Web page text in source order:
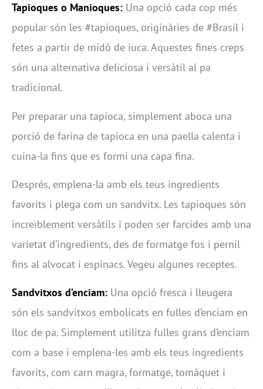
Tapioques o Manioques: Una opció cada cop més
popular són les #tapioques, originàries de #Brasil i
fetes a partir de midó de iuca. Aquestes fines creps
són una alternativa deliciosa i versàtil al pa
tradicional.
Per preparar una tapioca, simplement aboca una
porció de farina de tapioca en una paella calenta i
cuina-la fins que es formi una capa fina.
Després, emplena-la amb els teus ingredients
favorits i plega com un sandvitx. Les tapioques són
increïblement versàtils i poden ser farcides amb una
varietat d’ingredients, des de formatge fos i pernil
fins al alvocat i espinacs. Vegeu algunes receptes.
Sandvitxos d’enciam: Una opció fresca i lleugera
són els sandvitxos embolicats en fulles d’enciam en
lloc de pa. Simplement utilitza fulles grans d’enciam
com a base i emplena-les amb els teus ingredients
favorits, com carn magra, formatge, tomàquet i